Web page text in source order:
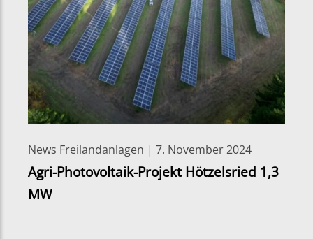
News Freilandanlagen | 7. November 2024
Agri-Photovoltaik-Projekt Hötzelsried 1,3
MW